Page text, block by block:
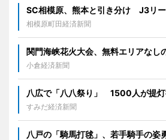
SC相模原、熊本と引き分け J3リ
相模原町田経済新聞
関門海峡花火大会、無料エリアなし
小倉経済新聞
八広で「八八祭り」 1500人が提灯
すみだ経済新聞
八戸の「騎馬打毬」、若手騎手の